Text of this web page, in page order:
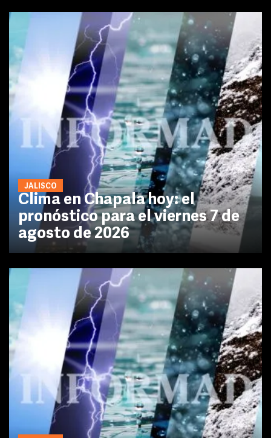
JALISCO
Clima en Chapala hoy: el
pronóstico para el viernes 7 de
agosto de 2026